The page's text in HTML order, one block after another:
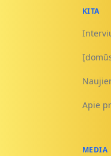
KITA
Apie
MEDIA